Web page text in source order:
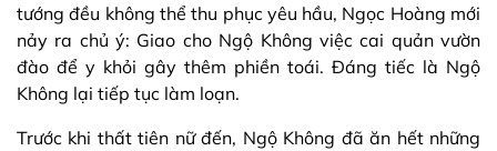
tướng đều không thể thu phục yêu hầu, Ngọc Hoàng mới
nảy ra chủ ý: Giao cho Ngộ Không việc cai quản vườn
đào để y khỏi gây thêm phiền toái. Đáng tiếc là Ngộ
Không lại tiếp tục làm loạn.
Trước khi thất tiên nữ đến, Ngộ Không đã ăn hết những